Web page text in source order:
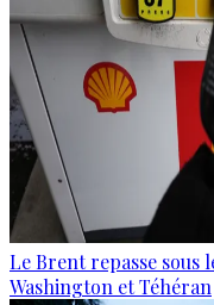
Le Brent repasse sous
Washington et Téhéran